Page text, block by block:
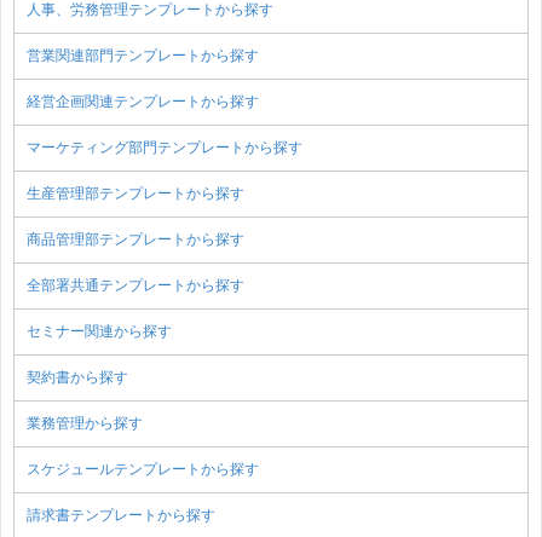
人事、労務管理テンプレートから探す
営業関連部門テンプレートから探す
経営企画関連テンプレートから探す
マーケティング部門テンプレートから探す
生産管理部テンプレートから探す
商品管理部テンプレートから探す
全部署共通テンプレートから探す
セミナー関連から探す
契約書から探す
業務管理から探す
スケジュールテンプレートから探す
請求書テンプレートから探す